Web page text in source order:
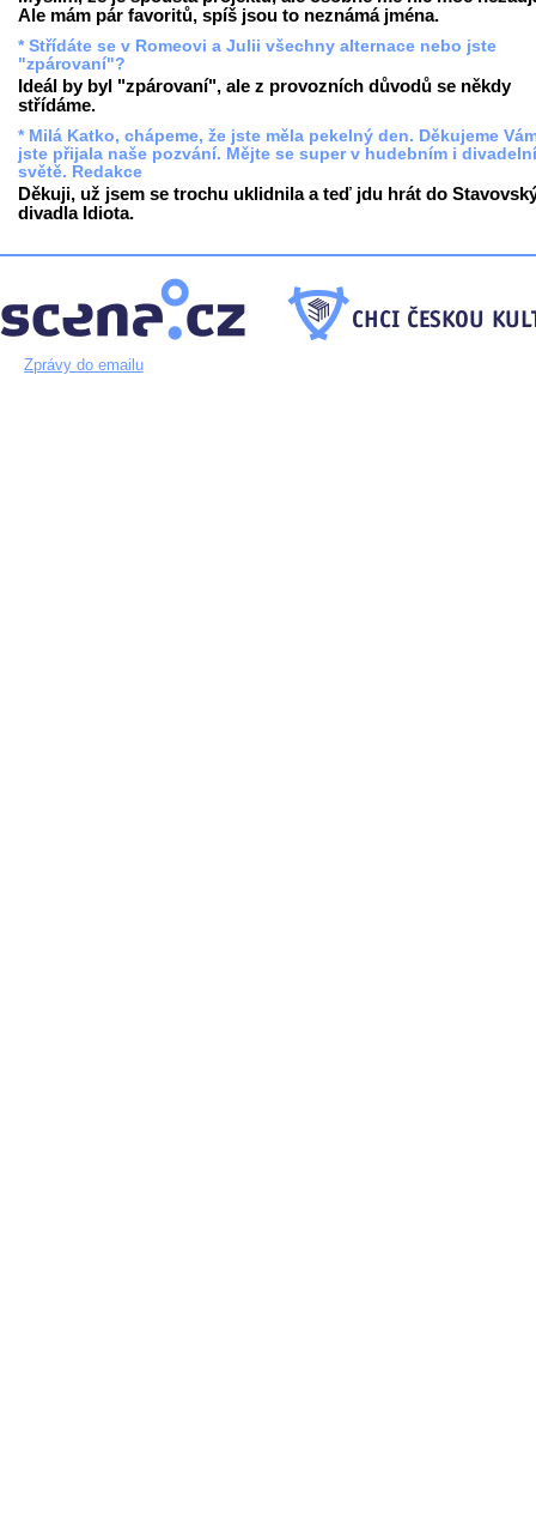
Ale mám pár favoritů, spíš jsou to neznámá jména.
* Střídáte se v Romeovi a Julii všechny alternace nebo jste
"zpárovaní"?
Ideál by byl "zpárovaní", ale z provozních důvodů se někdy
střídáme.
* Milá Katko, chápeme, že jste měla pekelný den. Děkujeme
jste přijala naše pozvání. Mějte se super v hudebním i
světě. Redakce
Děkuji, už jsem se trochu uklidnila a teď jdu hrát do
divadla Idiota.
Zprávy do emailu